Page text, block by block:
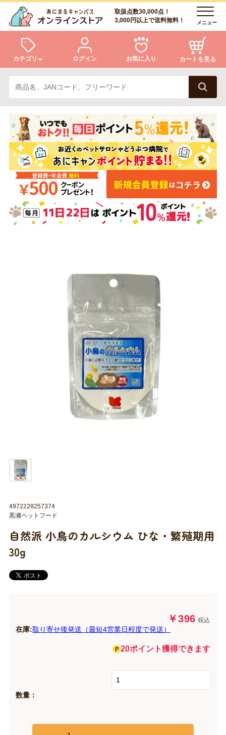
取扱点数30,000点！
3,000円以上で送料無料！
メニュー
カテゴリ
犬 猫
小動物・鳥 アクア・爬虫類・昆虫
ドッグフード キャットフード
美容・ケア用品 服・おさんぽ用品
ログイン お気に入り カートを見る
ログイン
会員登録
あにまるキャンパスについて
アフターサービス
商品リクエスト
自然派 小鳥のカルシウム ひな・繁殖期用
30g
￥396 税込
在庫:取り寄せ後発送（最短4営業日程度で発送）
20ポイント獲得できます
数量：
4972228257374
黒瀬ペットフード